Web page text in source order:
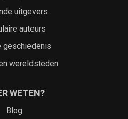
uitgevers
auteurs
geschiedenis
wereldsteden
WETEN?
Blog